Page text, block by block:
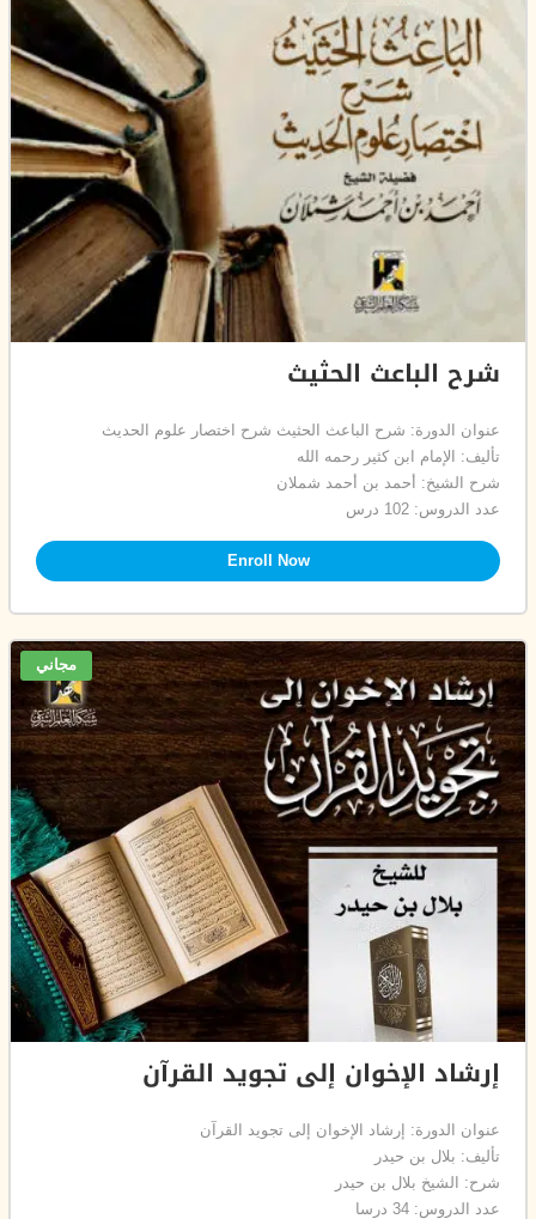
شرح الباعث الحثيث
عنوان الدورة: شرح الباعث الحثيث شرح اختصار علوم الحديث
تأليف: الإمام ابن كثير رحمه الله
شرح الشيخ: أحمد بن أحمد شملان
عدد الدروس: 102 درس
Enroll Now
مجاني
إرشاد الإخوان إلى تجويد القرآن
عنوان الدورة: إرشاد الإخوان إلى تجويد القرآن
تأليف: بلال بن حيدر
شرح: الشيخ بلال بن حيدر
عدد الدروس: 34 درسا